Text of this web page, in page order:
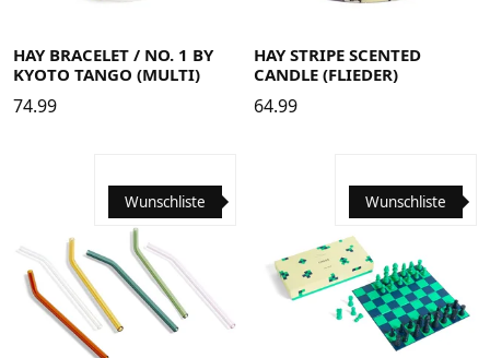
HAY BRACELET / NO. 1 BY
KYOTO TANGO (MULTI)
74.99
HAY STRIPE SCENTED
CANDLE (FLIEDER)
64.99
Wunschliste Wunschliste